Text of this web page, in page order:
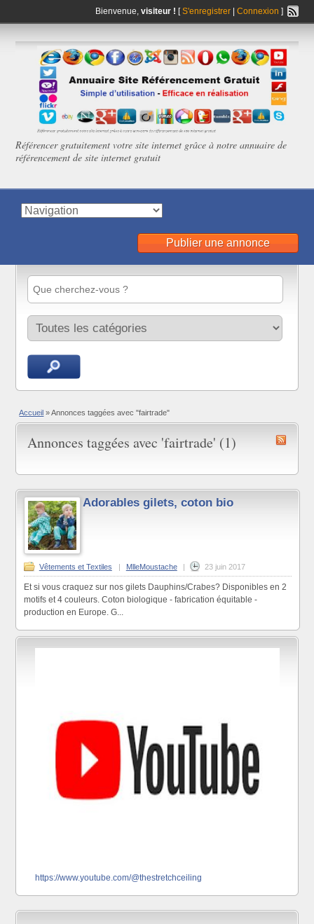
Bienvenue, visiteur ! [S'enregistrer| Connexion ]
Référencer gratuitement votre site internet grâce à notre annuaire de
référencement de site internet gratuit
Publier une annonce
Accueil » Annonces taggées avec "fairtrade"
Annonces taggées avec 'fairtrade' (1)
Adorables gilets, coton bio
Vêtements et Textiles | MlleMoustache | 23 juin 2017
Et si vous craquez sur nos gilets Dauphins/Crabes? Disponibles en 2
motifs et 4 couleurs. Coton biologique - fabrication équitable -
production en Europe. G...
https://www.youtube.com/@thestretchceiling